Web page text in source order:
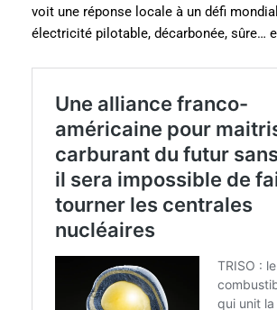
voit une réponse locale à un défi
électricité pilotable, décarbonée, sûre…